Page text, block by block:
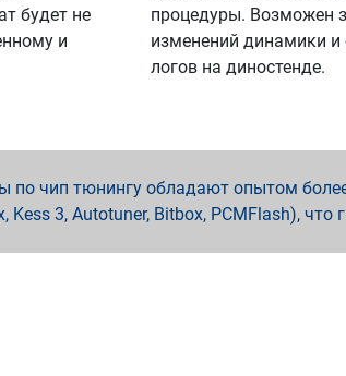
будет не
и
процедуры. Возможен
изменений динамики и
логов на диностенде.
по чип тюнингу обладают опытом
Kess 3, Autotuner, Bitbox, PCMFlash),